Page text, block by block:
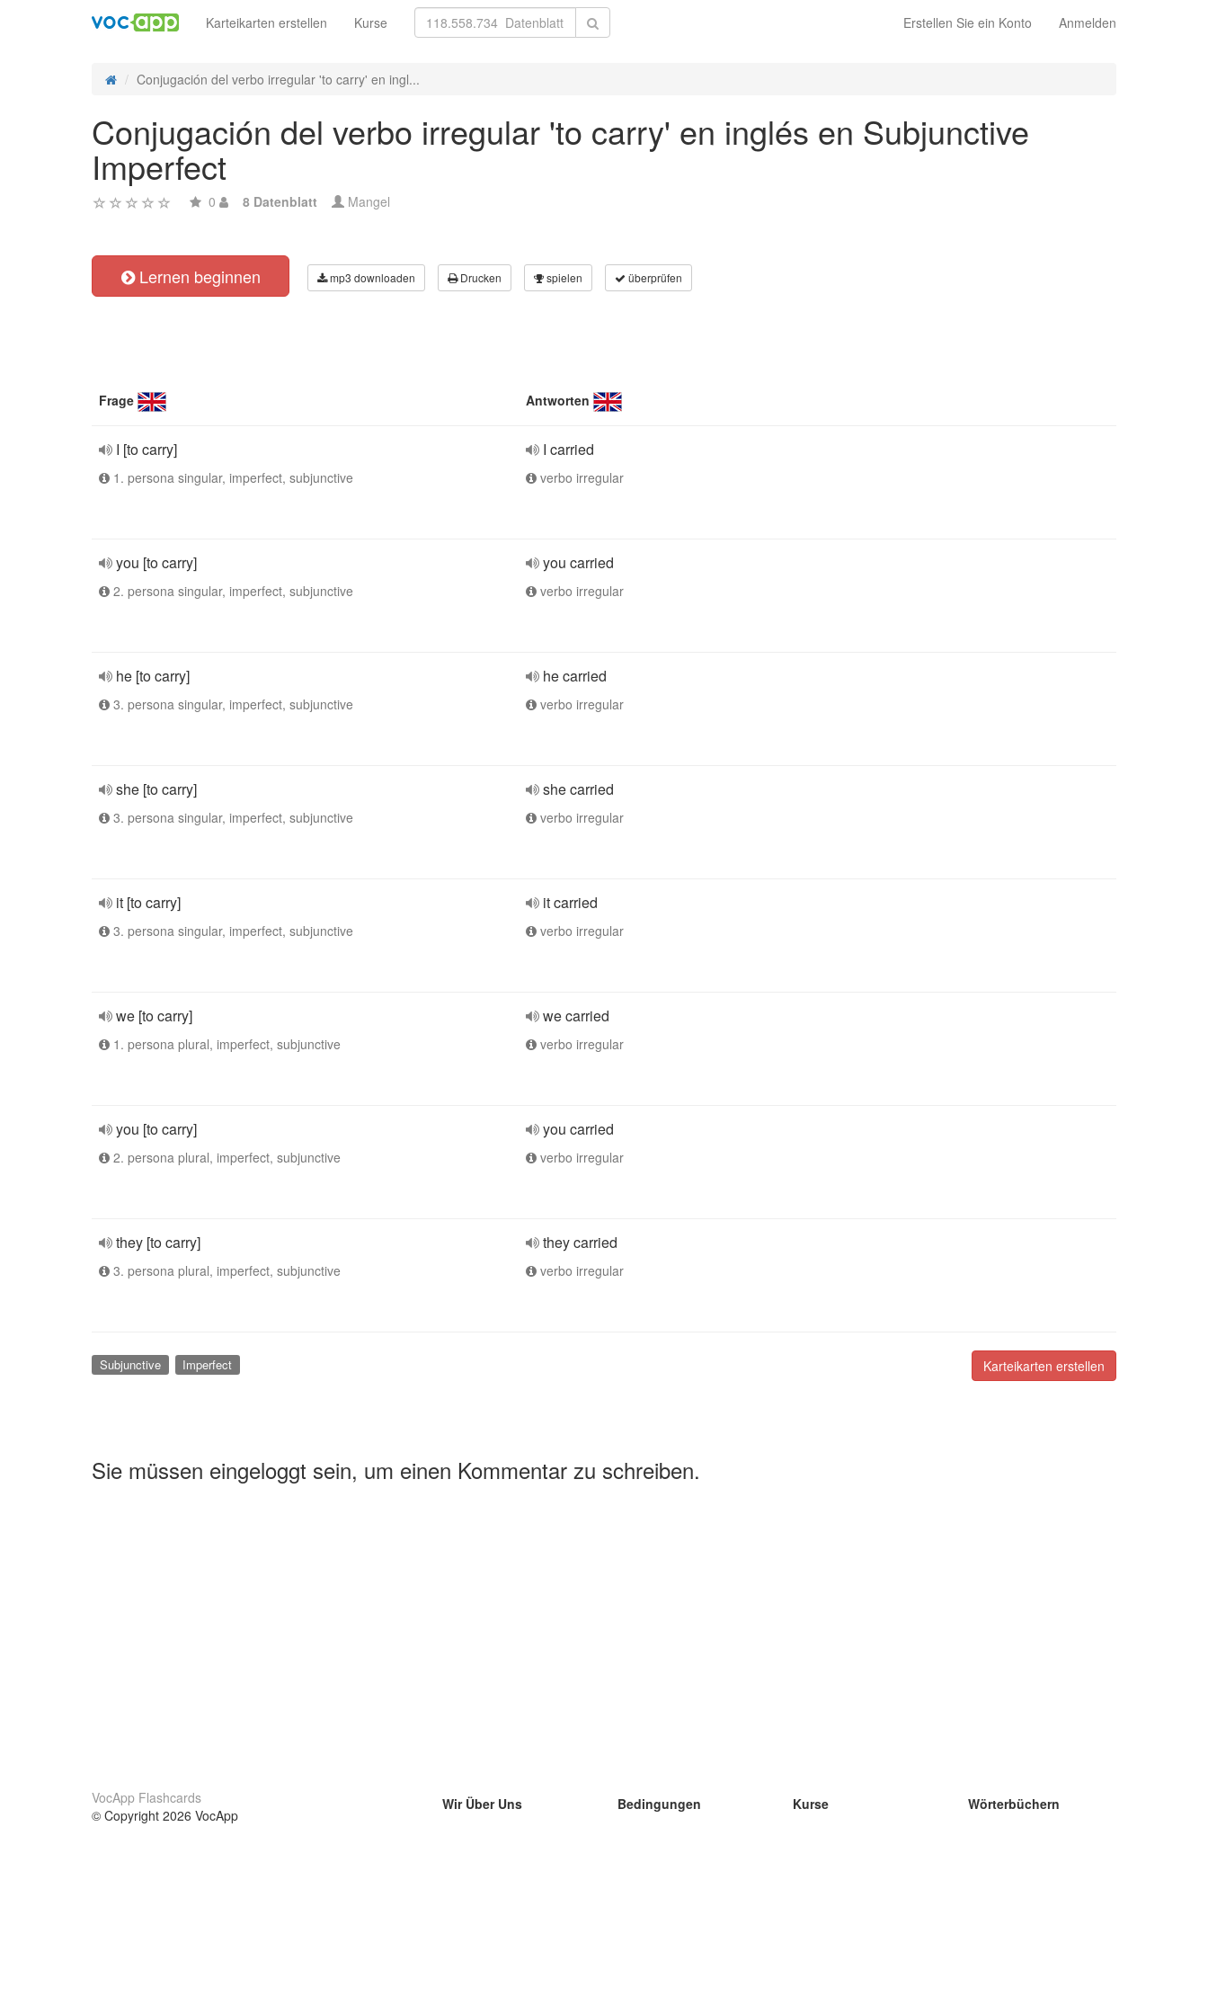
Erstellen Sie ein Konto Anmelden
Karteikarten erstellen Kurse
Conjugación del verbo irregular 'to carry' en ingl...
Conjugación del verbo irregular 'to carry' en inglés en Subjunctive
Imperfect
0 8 Datenblatt Mangel
Lernen beginnen mp3 downloaden Drucken spielen überprüfen
Frage Antworten
I [to carry]
1. persona singular, imperfect, subjunctive
I carried
verbo irregular
you [to carry]
2. persona singular, imperfect, subjunctive
you carried
verbo irregular
he [to carry]
3. persona singular, imperfect, subjunctive
he carried
verbo irregular
she [to carry]
3. persona singular, imperfect, subjunctive
she carried
verbo irregular
it [to carry]
3. persona singular, imperfect, subjunctive
it carried
verbo irregular
we [to carry]
1. persona plural, imperfect, subjunctive
we carried
verbo irregular
you [to carry]
2. persona plural, imperfect, subjunctive
you carried
verbo irregular
they [to carry]
3. persona plural, imperfect, subjunctive
they carried
verbo irregular
Karteikarten erstellen
Subjunctive Imperfect
Sie müssen eingeloggt sein, um einen Kommentar zu schreiben.
VocApp Flashcards
© Copyright 2026 VocApp
Wir Über Uns
Bedingungen
Kurse
Wörterbüchern